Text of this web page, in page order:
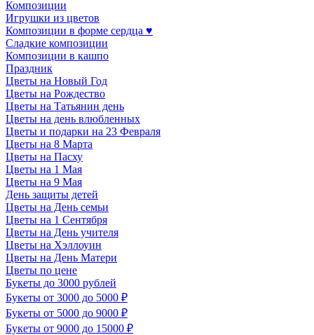
Композиции
Игрушки из цветов
Композиции в форме сердца ♥
Сладкие композиции
Композиции в кашпо
Праздник
Цветы на Новый Год
Цветы на Рождество
Цветы на Татьянин день
Цветы на день влюбленных
Цветы и подарки на 23 Февраля
Цветы на 8 Марта
Цветы на Пасху
Цветы на 1 Мая
Цветы на 9 Мая
День защиты детей
Цветы на День семьи
Цветы на 1 Сентября
Цветы на День учителя
Цветы на Хэллоуин
Цветы на День Матери
Цветы по цене
Букеты до 3000 рублей
Букеты от 3000 до 5000 ₽
Букеты от 5000 до 9000 ₽
Букеты от 9000 до 15000 ₽